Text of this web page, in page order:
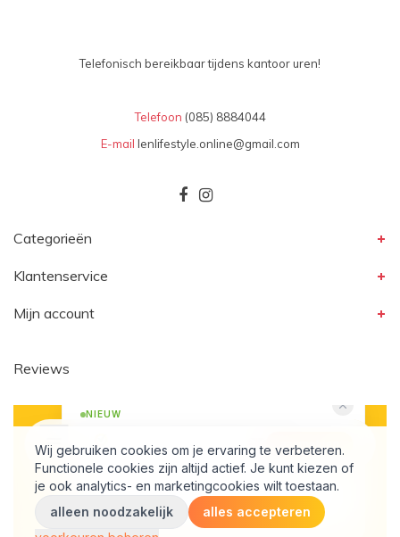
Telefonisch bereikbaar tijdens kantoor uren!
Telefoon (085) 8884044
E-mail lenlifestyle.online@gmail.com
Categorieën
Klantenservice
Mijn account
Reviews